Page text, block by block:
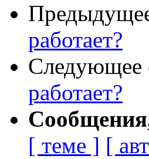
работает?
работает?
[ теме ] [